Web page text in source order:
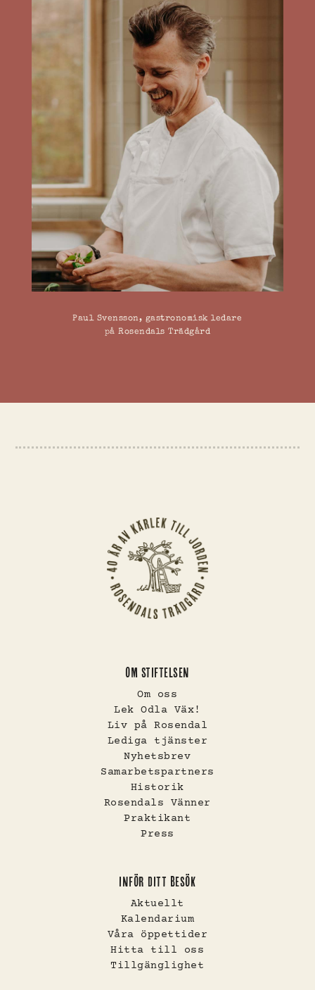
Paul Svensson, gastronomisk ledare
på Rosendals Trädgård
OM STIFTELSEN
Om oss
Lek Odla Väx!
Liv på Rosendal
Lediga tjänster
Nyhetsbrev
Samarbetspartners
Historik
Rosendals Vänner
Praktikant
Press
INFÖR DITT BESÖK
Aktuellt
Kalendarium
Våra öppettider
Hitta till oss
Tillgänglighet